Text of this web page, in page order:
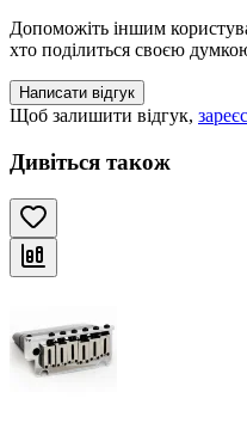
Допоможіть іншим
хто поділиться своєю
Написати відгук
Щоб залишити відгук,
Дивіться також